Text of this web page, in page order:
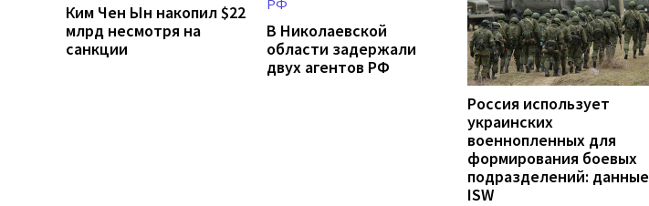
Ким Чен Ын накопил $22
млрд несмотря на
санкции
В Николаевской
области задержали
двух агентов РФ
Россия использует
украинских
военнопленных для
формирования боевых
подразделений: данные
ISW